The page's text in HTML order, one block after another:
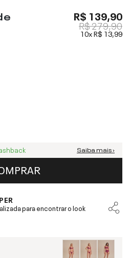
R$ 139,90
R$ 279,90
10xR$ 13,99
Saiba mais ›
para encontrar o look